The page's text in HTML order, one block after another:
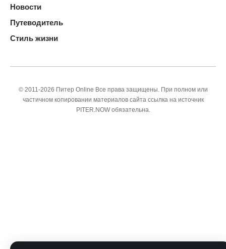
Новости
Путеводитель
Стиль жизни
© 2011-2026 Питер Online Все права защищены. При полном или
частичном копировании материалов сайта ссылка на источник
PITER.NOW обязательна.